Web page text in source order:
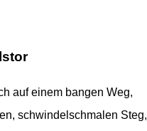
auf einem bangen Weg,
schwindelschmalen Steg,